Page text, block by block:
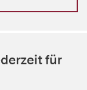
für